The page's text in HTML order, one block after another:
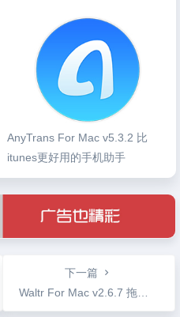
AnyTrans For Mac v5.3.2 比
itunes更好用的手机助手
下一篇
Waltr For Mac v2.6.7 拖拽传输文件支持设置iPhone铃声